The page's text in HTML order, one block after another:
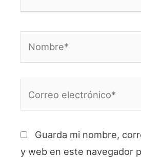
Guarda mi nombre,
y web en este navegador